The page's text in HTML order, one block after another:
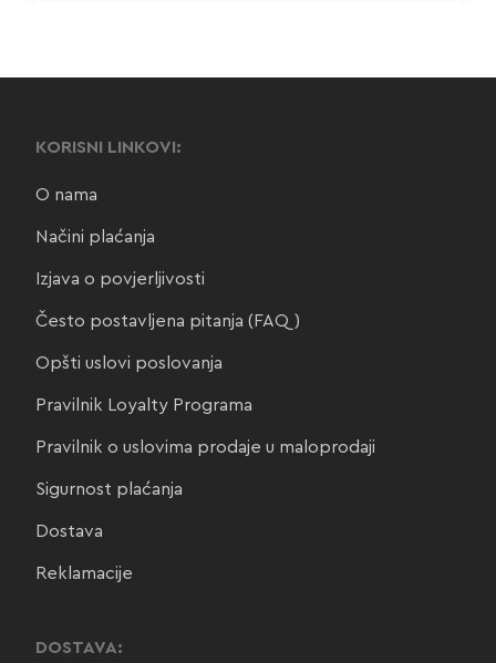
KORISNI LINKOVI:
O nama
Načini plaćanja
Izjava o povjerljivosti
Često postavljena pitanja (FAQ)
Opšti uslovi poslovanja
Pravilnik Loyalty Programa
Pravilnik o uslovima prodaje u maloprodaji
Sigurnost plaćanja
Dostava
Reklamacije
DOSTAVA: